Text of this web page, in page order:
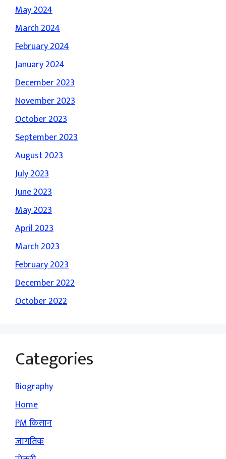
May 2024
March 2024
February 2024
January 2024
December 2023
November 2023
October 2023
September 2023
August 2023
July 2023
June 2023
May 2023
April 2023
March 2023
February 2023
December 2022
October 2022
Categories
Biography
Home
PM किसान
जागतिक